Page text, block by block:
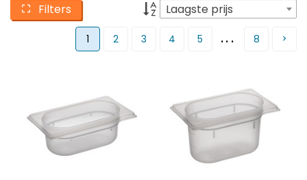
Filters Laagste prijs
1 2 3 4 5 ... 8